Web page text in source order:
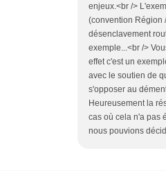
enjeux.<br />
(convention Région
désenclavement
exemple...<br />
effet c'est un
avec le soutien de
s'opposer au
Heureusement la
cas où cela n'a pas
nous pouvions